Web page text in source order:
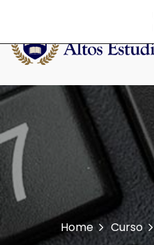
Home Curso